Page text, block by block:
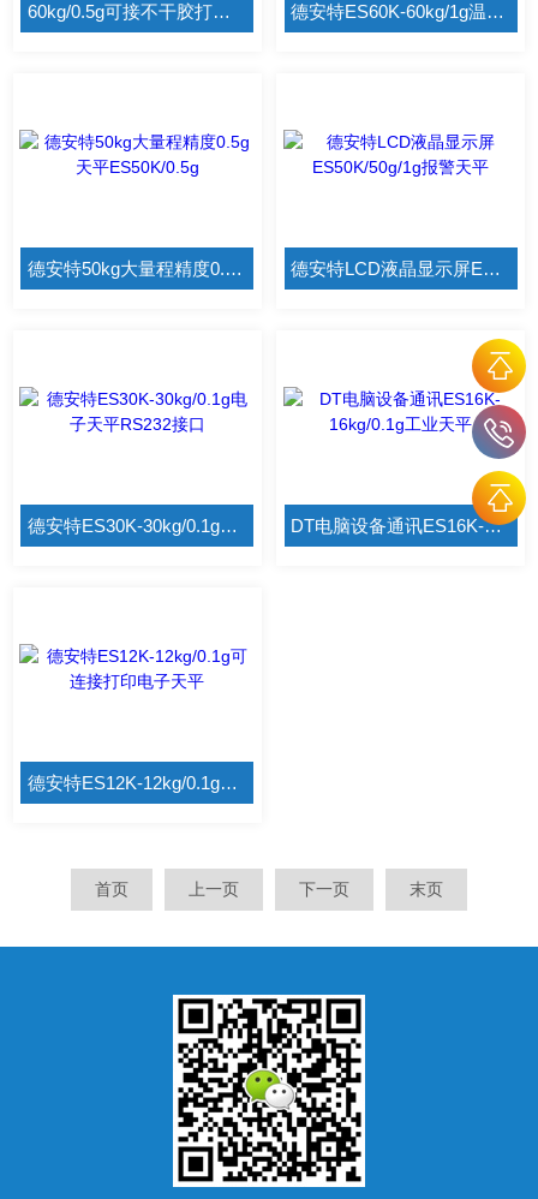
60kg/0.5g可接不干胶打印德安特ES60K天平 德安特ES60K-60kg/1g温度传感器工业天平
德安特50kg大量程精度0.5g天平ES50K/0.5g 德安特LCD液晶显示屏ES50K/50g/1g报警天平
德安特ES30K-30kg/0.1g电子天平RS232接口 DT电脑设备通讯ES16K-16kg/0.1g工业天平
德安特ES12K-12kg/0.1g可连接打印电子天平
首页 上一页 下一页 末页